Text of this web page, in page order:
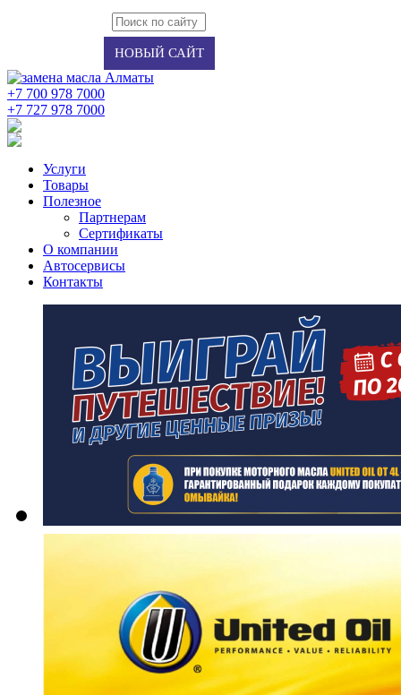
НОВЫЙ САЙТ
+7 700 978 7000
‭+7 727 978 7000‬
Услуги
Товары
Полезное
Партнерам
Сертификаты
О компании
Автосервисы
Контакты